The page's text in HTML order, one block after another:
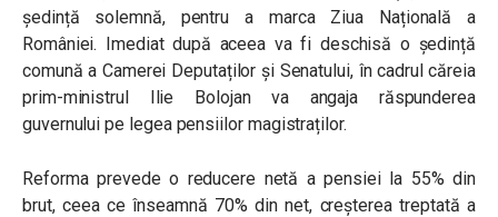
ședință solemnă, pentru a marca Ziua Națională a
României. Imediat după aceea va fi deschisă o ședință
comună a Camerei Deputaților și Senatului, în cadrul căreia
prim-ministrul Ilie Bolojan va angaja răspunderea
guvernului pe legea pensiilor magistraților.
Reforma prevedeo reducere netă a pensiei la 55% din
brut, ceea ce înseamnă 70% din net, creșterea treptată a